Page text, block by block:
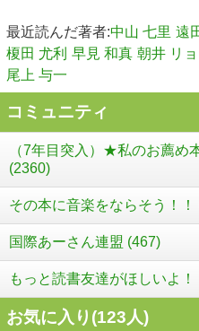
最近読んだ著者:中山 七里 遠
榎田 尤利 早見 和真 朝井 リ
尾上 与一
コミュニティ
（7年目突入）★私のお薦
(2360)
その本に音楽をならそう！！
国際あーさん連盟 (467)
もっと読書友達がほしいよ
お気に入り(123人)